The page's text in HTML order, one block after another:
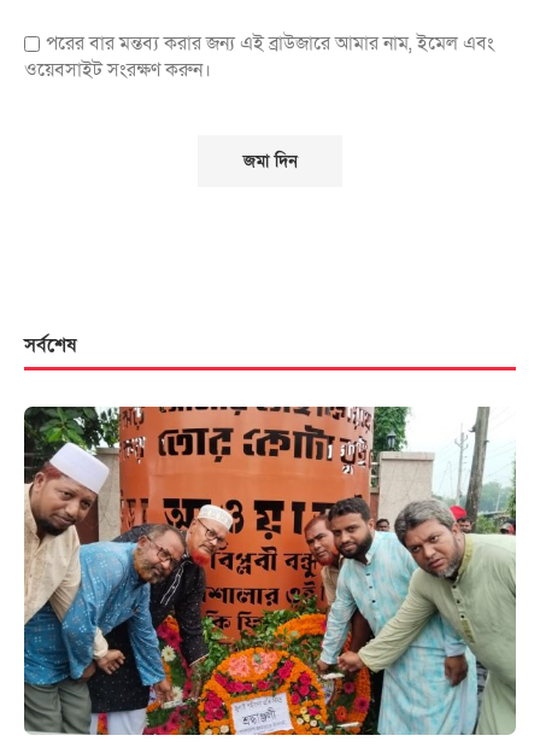
পরের বার মন্তব্য করার জন্য এই ব্রাউজারে আমার নাম, ইমেল এবং
ওয়েবসাইট সংরক্ষণ করুন।
সর্বশেষ